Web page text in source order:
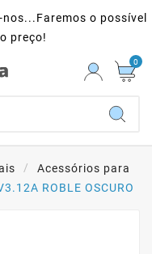
o possível
preço!
0
Acessórios para
ROBLE OSCURO